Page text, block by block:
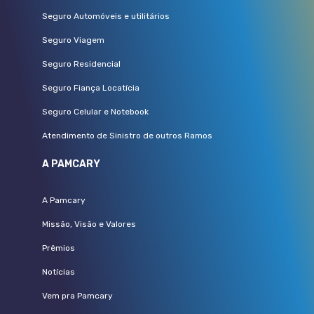
Seguro Automóveis e utilitários
Seguro Viagem
Seguro Residencial
Seguro Fiança Locatícia
Seguro Celular e Notebook
Atendimento de Sinistro de outros Ramos
A PAMCARY
A Pamcary
Missão, Visão e Valores
Prêmios
Notícias
Vem pra Pamcary